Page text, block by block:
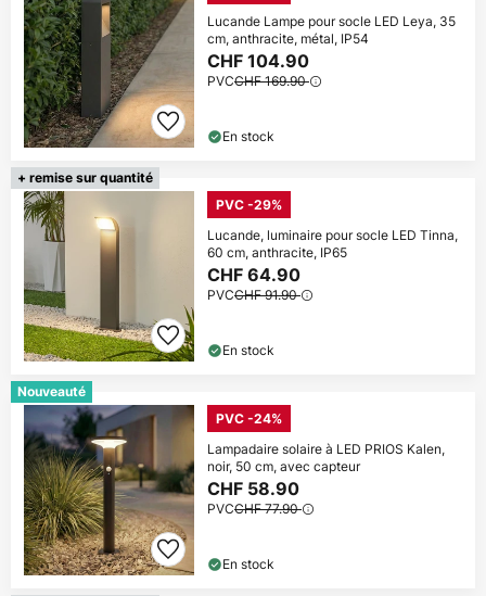
Lucande Lampe pour socle LED Leya, 35
cm, anthracite, métal, IP54
CHF 104.90
PVCCHF 169.90
En stock
+ remise sur quantité
PVC -29%
Lucande, luminaire pour socle LED Tinna,
60 cm, anthracite, IP65
CHF 64.90
PVCCHF 91.90
En stock
Nouveauté
PVC -24%
Lampadaire solaire à LED PRIOS Kalen,
noir, 50 cm, avec capteur
CHF 58.90
PVCCHF 77.90
En stock